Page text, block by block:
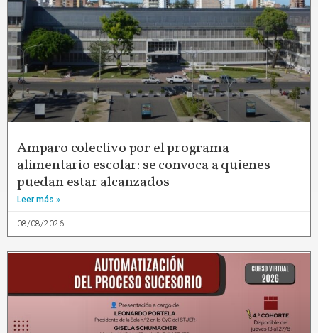
Amparo colectivo por el programa
alimentario escolar: se convoca a quienes
puedan estar alcanzados
Leer más »
08/08/2026